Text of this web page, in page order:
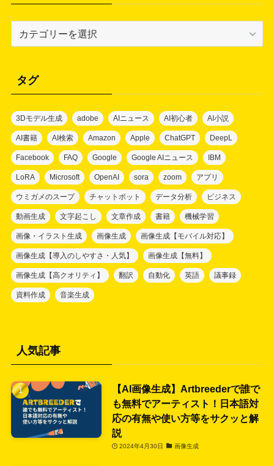
テ
ー
タグ
3Dモデル生成 adobe AIニュース AI初心者 AI小説
AI書籍 AI検索 Amazon Apple ChatGPT DeepL
Facebook FAQ Google Google AIニュース IBM
LoRA Microsoft OpenAI sora zoom アプリ
ウミガメのスープ チャットボット データ分析 ビジネス
動画生成 文字起こし 文章作成 書籍 機械学習
画像・イラスト生成 画像生成 画像生成【モバイル対応】
画像生成【導入のしやすさ・人気】 画像生成【無料】
画像生成【高クオリティ】 翻訳 自動化 英語 議事録
資料作成 音楽生成
人気記事
【AI画像生成】Artbreederで誰で
も無料でアーティスト！日本語対
応の有無や使い方等をサクッと解
説
2024年4月30日 画像生成